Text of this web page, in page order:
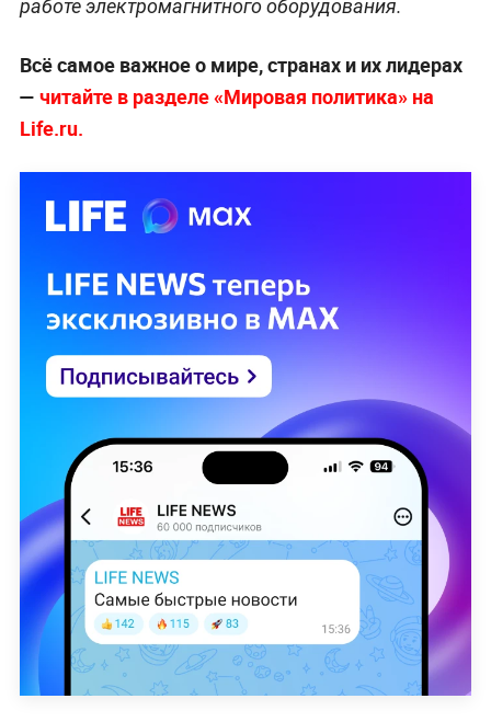
работе электромагнитного оборудования.
Всё самое важное о мире, странах и их лидерах
— читайте в разделе «Мировая политика» на
Life.ru.